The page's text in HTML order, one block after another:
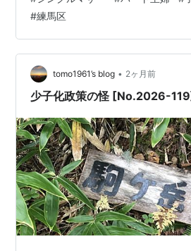
にもなることです また、サーモグ
度測定した方がいますが 夏場に熱
ンド現象の元です 中○製パネルを
誰が儲かりますか？ （２）LGBT
のためではなく…
#練馬区
tomo1961’s blog • 2ヶ月前
少子化政策の怪 [No.2026-